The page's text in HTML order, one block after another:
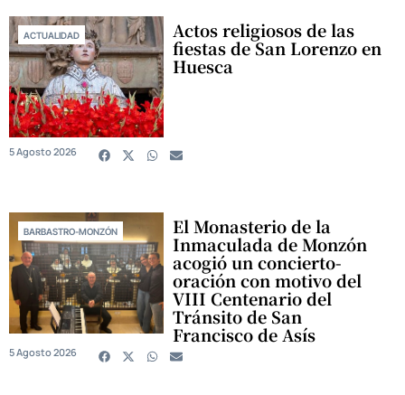
ACTUALIDAD Actos religiosos de las
fiestas de San Lorenzo en
Huesca
5 Agosto 2026
BARBASTRO-MONZÓN El Monasterio de la
Inmaculada de Monzón
acogió un concierto-
oración con motivo del
VIII Centenario del
Tránsito de San
Francisco de Asís
5 Agosto 2026